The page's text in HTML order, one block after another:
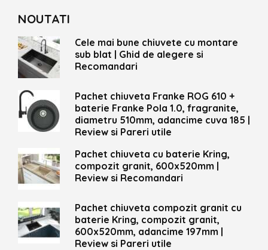
NOUTATI
Cele mai bune chiuvete cu montare
sub blat | Ghid de alegere si
Recomandari
Pachet chiuveta Franke ROG 610 +
baterie Franke Pola 1.0, fragranite,
diametru 510mm, adancime cuva 185 |
Review si Pareri utile
Pachet chiuveta cu baterie Kring,
compozit granit, 600x520mm |
Review si Recomandari
Pachet chiuveta compozit granit cu
baterie Kring, compozit granit,
600x520mm, adancime 197mm |
Review si Pareri utile